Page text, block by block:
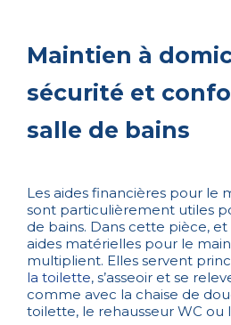
Maintien à
sécurité et
salle de bains
Les aides financières pour le
sont particulièrement utiles
de bains. Dans cette pièce,
aides matérielles pour le
multiplient. Elles servent
la toilette, s’asseoir et se
comme avec la chaise de
toilette, le rehausseur WC ou